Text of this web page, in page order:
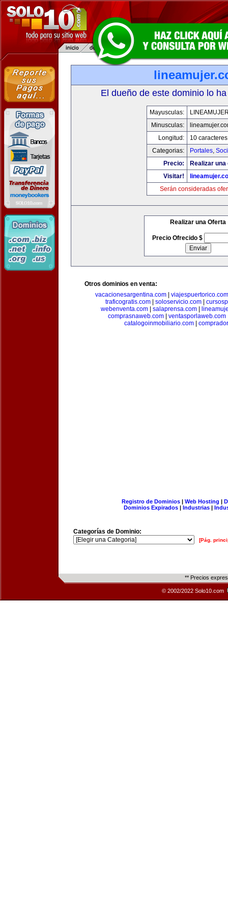
El dueño de este dominio lo
Mayusculas:
Minusculas:
Longitud:
10 caracteres
Categorias:
Portales,
Precio:
Realizar
Visitar!
Serán consideradas
Realizar una Oferta
Precio Ofrecido $
Otros dominios en venta:
vacacionesargentina.com
viajespuertorico.com
traficogratis.com| soloservicio.com|
webenventa.com
salaprensa.com
comprasnaweb.com
ventasporlaweb.com
catalogoinmobiliario.com|
Registro de Dominios| Web Hosting |
Dominios Expirados | Industrias |
Categorías de Dominio:
[Pág.
** Precios
© 2002/2022 Solo10.com